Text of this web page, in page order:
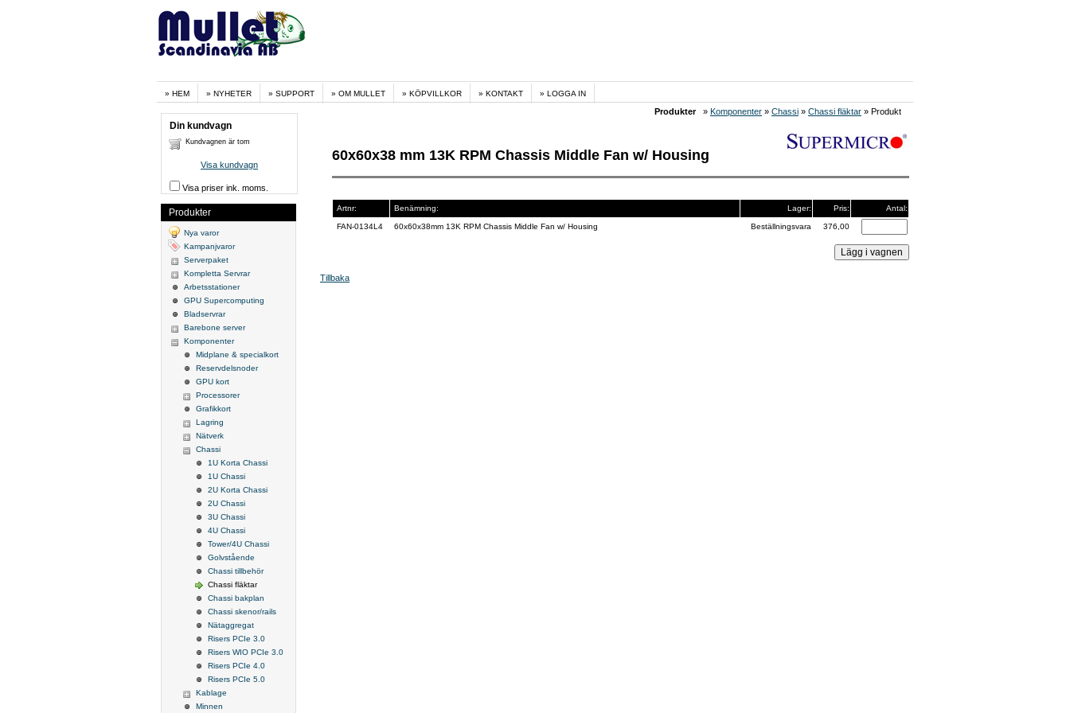
HEM NYHETER SUPPORT OM MULLET KÖPVILLKOR KONTAKT LOGGA IN
Produkter» Komponenter » Chassi » Chassi fläktar » Produkt
60x60x38 mm 13K RPM Chassis Middle Fan w/ Housing
Artnr: Benämning: Lager: Pris: Antal:
FAN-0134L4 60x60x38mm 13K RPM Chassis Middle Fan w/ Housing Beställningsvara 376,00
Tillbaka
Din kundvagn
Kundvagnen är tom
Visa kundvagn
Visa priser ink. moms.
Produkter
Nya varor
Kampanjvaror
Serverpaket
Kompletta Servrar
Arbetsstationer
GPU Supercomputing
Bladservrar
Barebone server
Komponenter
Midplane & specialkort
Reservdelsnoder
GPU kort
Processorer
Grafikkort
Lagring
Nätverk
Chassi
1U Korta Chassi
1U Chassi
2U Korta Chassi
2U Chassi
3U Chassi
4U Chassi
Tower/4U Chassi
Golvstående
Chassi tillbehör
Chassi fläktar
Chassi bakplan
Chassi skenor/rails
Nätaggregat
Risers PCIe 3.0
Risers WIO PCIe 3.0
Risers PCIe 4.0
Risers PCIe 5.0
Kablage
Minnen